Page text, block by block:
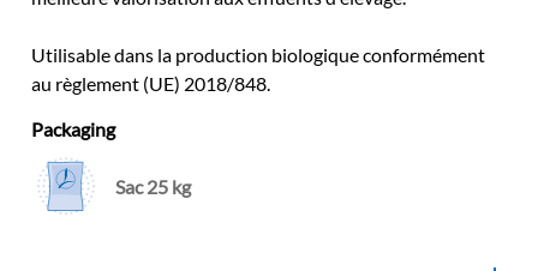
Utilisable dans la production biologique conformément
au règlement (UE) 2018/848.
Packaging
Sac 25 kg